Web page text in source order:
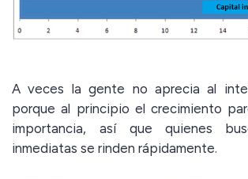
A veces la gente no aprecia al
porque al principio el crecimiento
importancia, así que quienes
inmediatas se rinden rápidamente.